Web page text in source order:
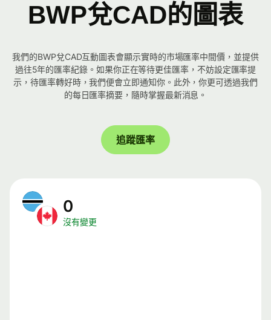
BWP兌CAD的圖表
我們的BWP兌CAD互動圖表會顯示實時的市場匯率中間價，並提供
過往5年的匯率紀錄。如果你正在等待更佳匯率，不妨設定匯率提
示，待匯率轉好時，我們便會立即通知你。此外，你更可透過我們
的每日匯率摘要，隨時掌握最新消息。
追蹤匯率
0
沒有變更